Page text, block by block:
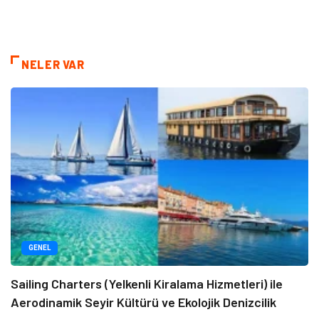
NELER VAR
GENEL
Sailing Charters (Yelkenli Kiralama Hizmetleri) ile
Aerodinamik Seyir Kültürü ve Ekolojik Denizcilik